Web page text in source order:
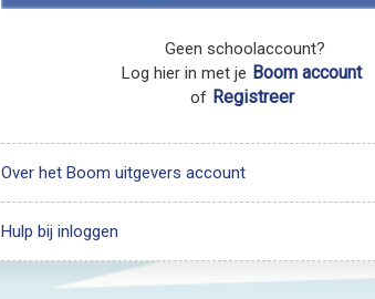
Geen schoolaccount?
Log hier in met je Boom account
of Registreer
Over het Boom uitgevers account
Hulp bij inloggen